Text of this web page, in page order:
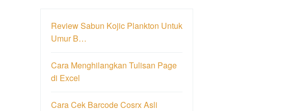
Review Sabun Kojic Plankton Untuk
Umur B…
Cara Menghilangkan Tulisan Page
di Excel
Cara Cek Barcode Cosrx Asli